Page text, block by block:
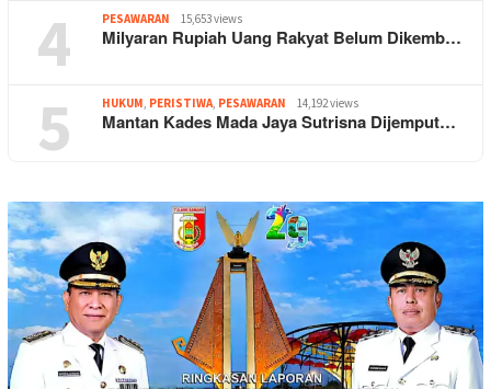
4 PESAWARAN 15,653 views
Milyaran Rupiah Uang Rakyat Belum Dikemb…
5 HUKUM, PERISTIWA, PESAWARAN 14,192 views
Mantan Kades Mada Jaya Sutrisna Dijemput…